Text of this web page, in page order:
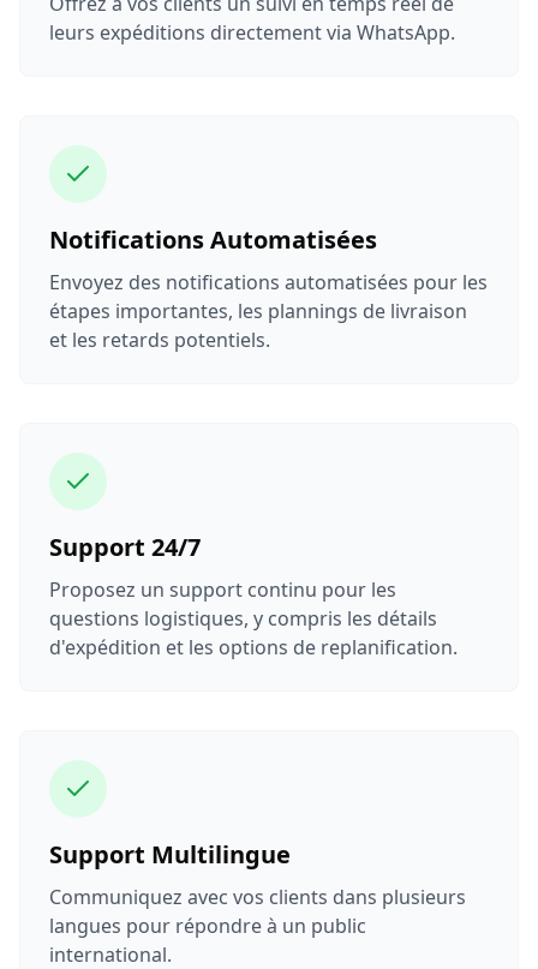
leurs expéditions directement via WhatsApp.
Notifications Automatisées
Envoyez des notifications automatisées pour les
étapes importantes, les plannings de livraison
et les retards potentiels.
Support 24/7
Proposez un support continu pour les
questions logistiques, y compris les détails
d'expédition et les options de replanification.
Support Multilingue
Communiquez avec vos clients dans plusieurs
langues pour répondre à un public
international.